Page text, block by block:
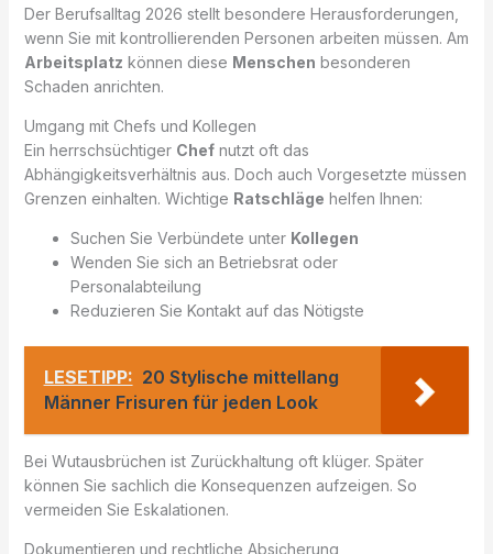
Der Berufsalltag 2026 stellt besondere Herausforderungen,
wenn Sie mit kontrollierenden Personen arbeiten müssen. Am
Arbeitsplatz können diese Menschen besonderen
Schaden anrichten.
Umgang mit Chefs und Kollegen
Ein herrschsüchtiger Chefnutzt oft das
Abhängigkeitsverhältnis aus. Doch auch Vorgesetzte müssen
Grenzen einhalten. Wichtige Ratschläge helfen Ihnen:
Suchen Sie Verbündete unter Kollegen
Wenden Sie sich an Betriebsrat oder
Personalabteilung
Reduzieren Sie Kontakt auf das Nötigste
LESETIPP: 20 Stylische mittellang
Männer Frisuren für jeden Look
Bei Wutausbrüchen ist Zurückhaltung oft klüger. Später
können Sie sachlich die Konsequenzen aufzeigen. So
vermeiden Sie Eskalationen.
Dokumentieren und rechtliche Absicherung